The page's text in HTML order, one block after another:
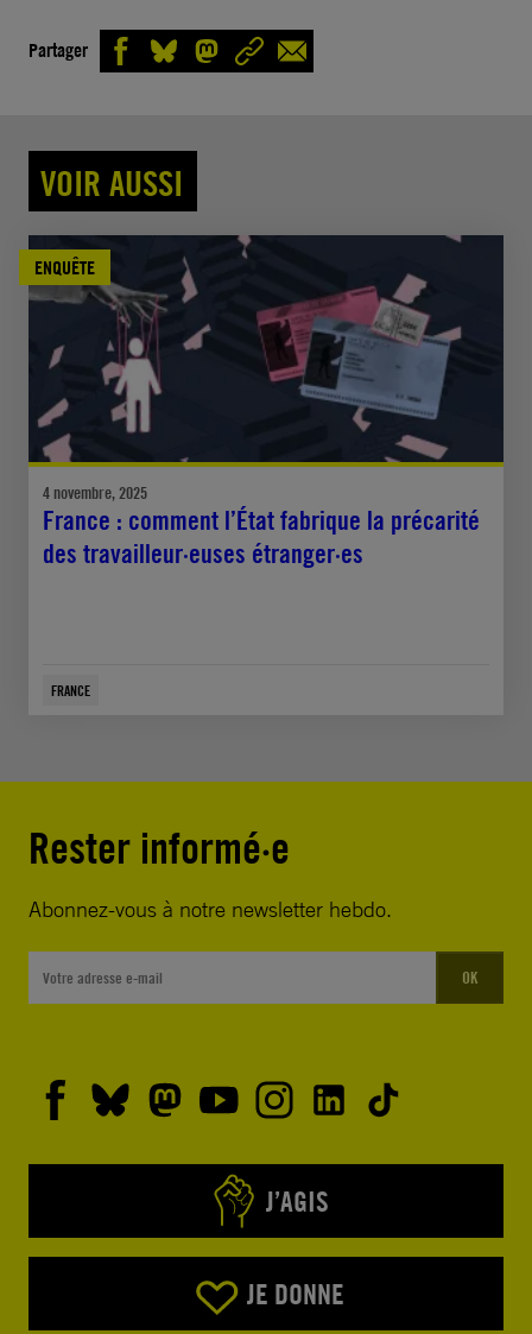
Partager
VOIR AUSSI
ENQUÊTE
4 novembre, 2025
France : comment l’État fabrique la précarité
des travailleur·euses étranger·es
FRANCE
Rester informé·e
Abonnez-vous à notre newsletter hebdo.
OK
J’AGIS
JE DONNE